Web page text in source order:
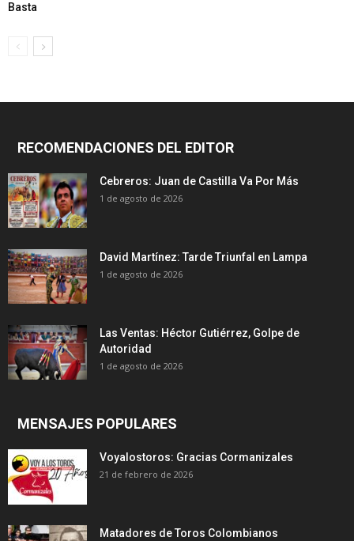
Basta
RECOMENDACIONES DEL EDITOR
Cebreros: Juan de Castilla Va Por Más
1 de agosto de 2026
David Martínez: Tarde Triunfal en Lampa
1 de agosto de 2026
Las Ventas: Héctor Gutiérrez, Golpe de
Autoridad
1 de agosto de 2026
MENSAJES POPULARES
Voyalostoros: Gracias Cormanizales
21 de febrero de 2026
Matadores de Toros Colombianos